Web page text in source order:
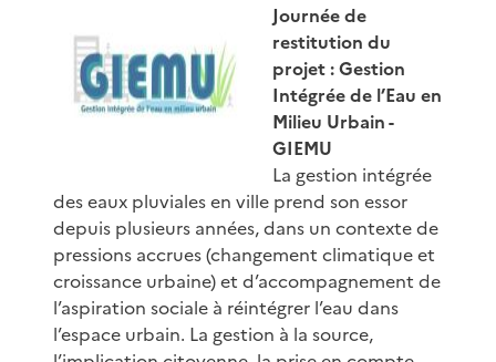
Journée de
restitution du
projet : Gestion
Intégrée de l’Eau en
Milieu Urbain -
GIEMU
La gestion intégrée
des eaux pluviales en ville prend son essor
depuis plusieurs années, dans un contexte de
pressions accrues (changement climatique et
croissance urbaine) et d’accompagnement de
l’aspiration sociale à réintégrer l’eau dans
l’espace urbain. La gestion à la source,